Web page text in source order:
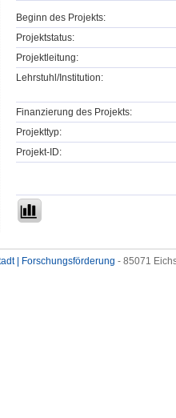
Beginn des Projekts:
Projektstatus:
Projektleitung:
Lehrstuhl/Institution:
Finanzierung des Projekts:
Projekttyp:
Projekt-ID:
| Forschungsförderung - 85071